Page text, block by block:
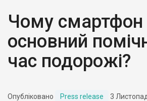
Чому
основний
час подорожі?
Опубліковано Press release 3